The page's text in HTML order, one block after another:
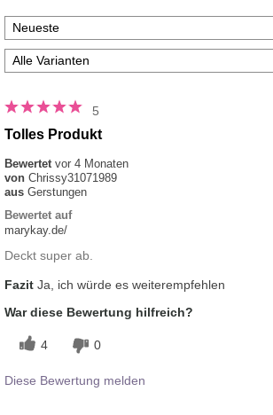
5
Tolles Produkt
Bewertet vor 4 Monaten
von Chrissy31071989
aus Gerstungen
Bewertet auf
marykay.de/
Deckt super ab.
Fazit Ja, ich würde es weiterempfehlen
War diese Bewertung hilfreich?
4 0
Diese Bewertung melden